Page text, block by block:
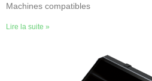
Machines compatibles
Lire la suite »